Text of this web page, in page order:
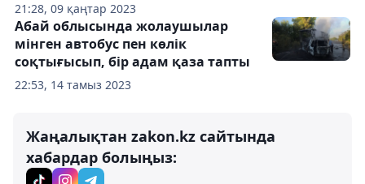
21:28, 09 қаңтар 2023
22:53, 14 тамыз 2023
Абай облысында жолаушылар
мінген автобус пен көлік
соқтығысып, бір адам қаза тапты
Жаңалықтан zakon.kz сайтында
хабардар болыңыз: